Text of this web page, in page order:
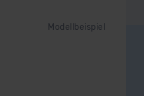
Modellbeispiel